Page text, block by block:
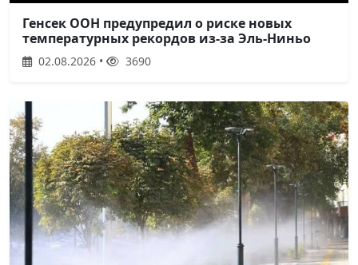
Генсек ООН предупредил о риске новых
температурных рекордов из-за Эль-Ниньо
02.08.2026 • 3690